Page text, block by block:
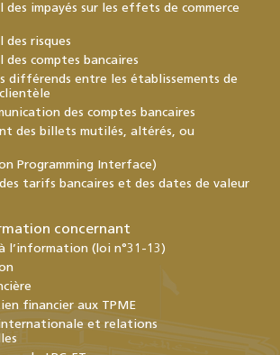
des impayés sur les effets de commerce
des risques
des comptes bancaires
différends entre les établissements de
des comptes bancaires
des billets mutilés, altérés, ou
Programming Interface)
tarifs bancaires et des dates de valeur
concernant
l’information (loi n°31-13)
financier aux TPME
et relations